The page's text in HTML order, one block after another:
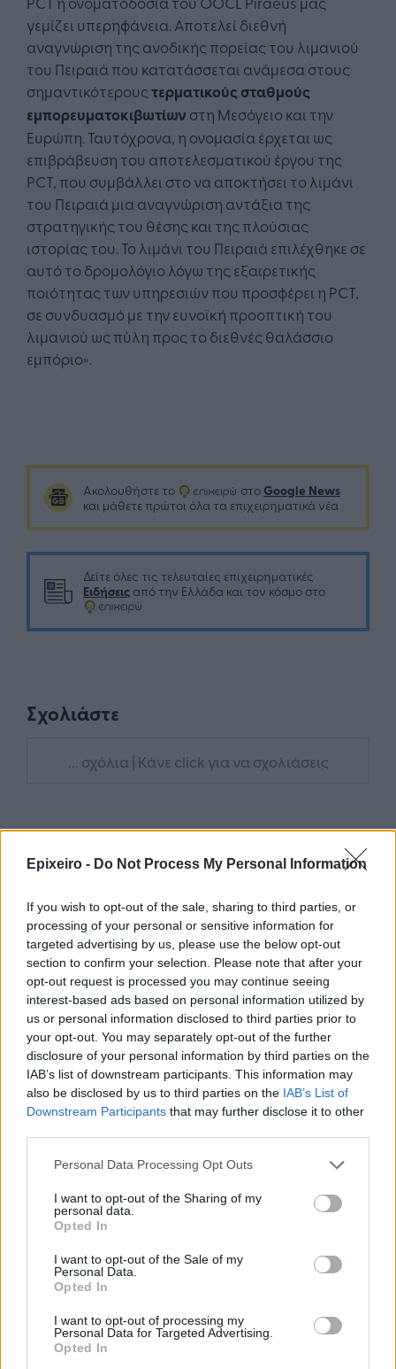
Epixeiro - Do Not Process My Personal Information
If you wish to opt-out of the sale, sharing to third parties, or
processing of your personal or sensitive information for
targeted advertising by us, please use the below opt-out
section to confirm your selection. Please note that after your
opt-out request is processed you may continue seeing
interest-based ads based on personal information utilized by
us or personal information disclosed to third parties prior to
your opt-out. You may separately opt-out of the further
disclosure of your personal information by third parties on the
IAB’s list of downstream participants. This information may
also be disclosed by us to third parties on the IAB’s List of
Downstream Participants that may further disclose it to other
Personal Data Processing Opt Outs
I want to opt-out of the Sharing of my
personal data.
Opted In
I want to opt-out of the Sale of my
Personal Data.
Opted In
I want to opt-out of processing my
Personal Data for Targeted Advertising.
Opted In
γεμίζει υπερηφάνεια. Αποτελεί διεθνή
αναγνώριση της ανοδικής πορείας του λιμανιού
του Πειραιά που κατατάσσεται ανάμεσα στους
σημαντικότερουςτερματικούς σταθμούς
εμπορευματοκιβωτίων στη Μεσόγειο και την
Ευρώπη. Ταυτόχρονα, η ονομασία έρχεται ως
επιβράβευση του αποτελεσματικού έργου της
PCT, που συμβάλλει στο να αποκτήσει το λιμάνι
του Πειραιά μια αναγνώριση αντάξια της
στρατηγικής του θέσης και της πλούσιας
ιστορίας του. Το λιμάνι του Πειραιά επιλέχθηκε σε
αυτό το δρομολόγιο λόγω της εξαιρετικής
ποιότητας των υπηρεσιών που προσφέρει η PCT,
σε συνδυασμό με την ευνοϊκή προοπτική του
λιμανιού ως πύλη προς το διεθνές θαλάσσιο
εμπόριο».
Ακολουθήστε το στο Google News
και μάθετε πρώτοι όλα τα επιχειρηματικά νέα
Δείτε όλες τις τελευταίες επιχειρηματικές
Ειδήσεις από την Ελλάδα και τον κόσμο στο
Σχολιάστε
... σχόλια | Κάνε click για να σχολιάσεις
TP Greece: Πώς διαμορφώνεται το
μέλλον του Insurance στην εποχή του AI
Advertorial